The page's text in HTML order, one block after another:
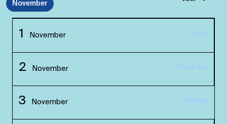
November
1 November Friday
2 November Saturday
3 November Sunday